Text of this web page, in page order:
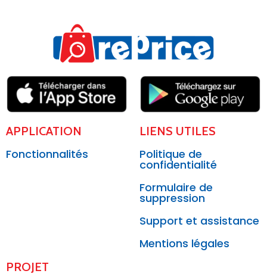
APPLICATION
Fonctionnalités
LIENS UTILES
Politique de
confidentialité
Formulaire de
suppression
Support et assistance
Mentions légales
PROJET